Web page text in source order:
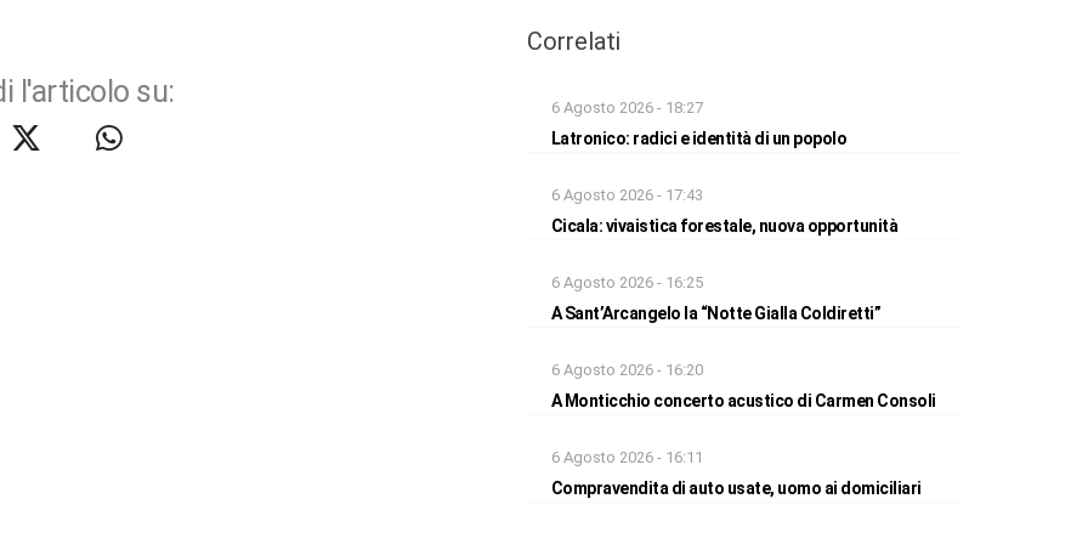
l'articolo su:
Correlati
6 Agosto 2026 - 18:27
Latronico: radici e identità di un popolo
6 Agosto 2026 - 17:43
Cicala: vivaistica forestale, nuova opportunità
6 Agosto 2026 - 16:25
A Sant’Arcangelo la “Notte Gialla Coldiretti”
6 Agosto 2026 - 16:20
A Monticchio concerto acustico di Carmen Consoli
6 Agosto 2026 - 16:11
Compravendita di auto usate, uomo ai domiciliari